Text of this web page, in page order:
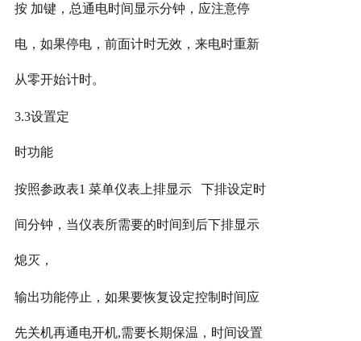
按加键，总通电时间显示分钟，应注意停
电，如果停电，前面计时无效，来电时重新
从零开始计时。
3.3设置定
时功能
按照参政表1 菜单仪表上排显示 下排设定时
间分钟，当仪表所需要的时间到后下排显示
熄灭，
输出功能停止，如果要恢复设定控制时间应
先关机再通电开机,需要长期保温，时间设置